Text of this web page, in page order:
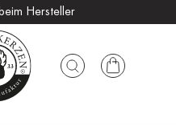
Hersteller
ab 25 €
Germany